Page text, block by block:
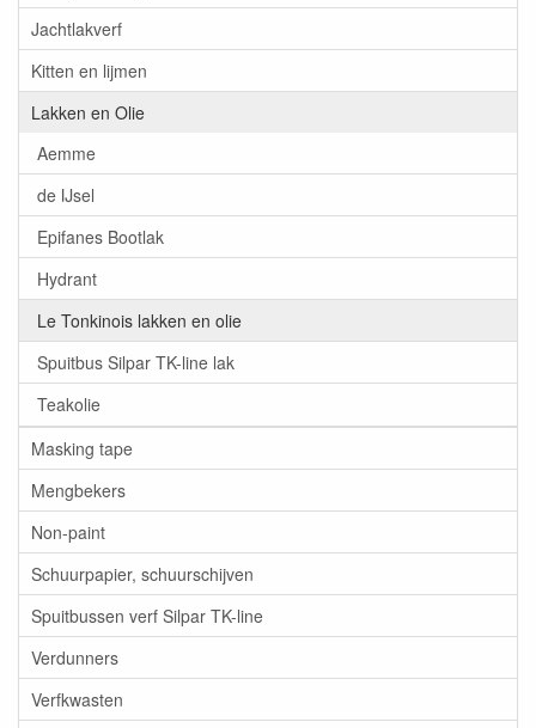
Jachtlakverf
Kitten en lijmen
Lakken en Olie
Aemme
de IJsel
Epifanes Bootlak
Hydrant
Le Tonkinois lakken en olie
Spuitbus Silpar TK-line lak
Teakolie
Masking tape
Mengbekers
Non-paint
Schuurpapier, schuurschijven
Spuitbussen verf Silpar TK-line
Verdunners
Verfkwasten